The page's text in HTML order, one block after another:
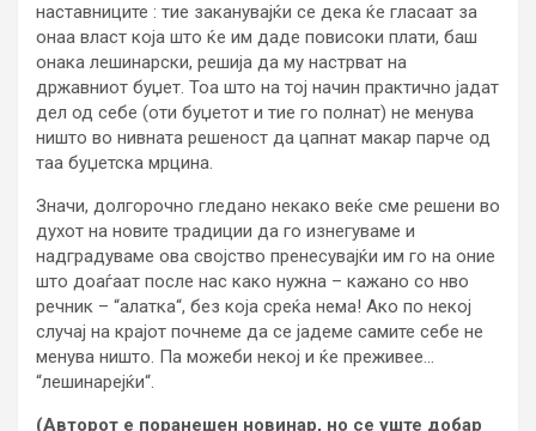
наставниците : тие заканувајќи се дека ќе гласаат за
онаа власт која што ќе им даде повисоки плати, баш
онака лешинарски, решија да му настрват на
државниот буџет. Тоа што на тој начин практично јадат
дел од себе (оти буџетот и тие го полнат) не менува
ништо во нивната решеност да цапнат макар парче од
таа буџетска мрцина.
Значи, долгорочно гледано некако веќе сме решени во
духот на новите традиции да го изнегуваме и
надградуваме ова својство пренесувајќи им го на оние
што доаѓаат после нас како нужна – кажано со нво
речник – “алатка“, без која среќа нема! Ако по некој
случај на крајот почнеме да се јадеме самите себе не
менува ништо. Па можеби некој и ќе преживее…
“лешинарејќи“.
(Авторот е поранешен новинар, но се уште добар